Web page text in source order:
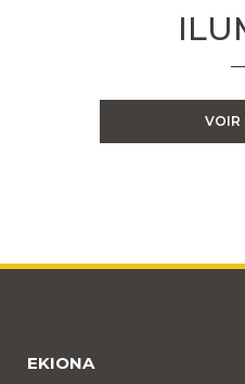
VOIR
EKIONA